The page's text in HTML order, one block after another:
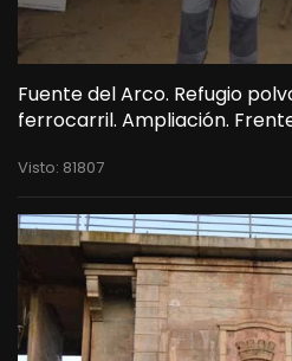
Fuente del Arco. Refugio
ferrocarril. Ampliación.
Visto: 81807